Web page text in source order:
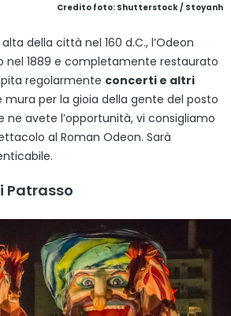
Credito foto: Shutterstock / Stoyanh
della città nel 160 d.C., l’Odeon
nel 1889 e completamente restaurato
regolarmente concerti e altri
mura per la gioia della gente del posto
ne avete l’opportunità, vi consigliamo
al Roman Odeon. Sarà
Patrasso